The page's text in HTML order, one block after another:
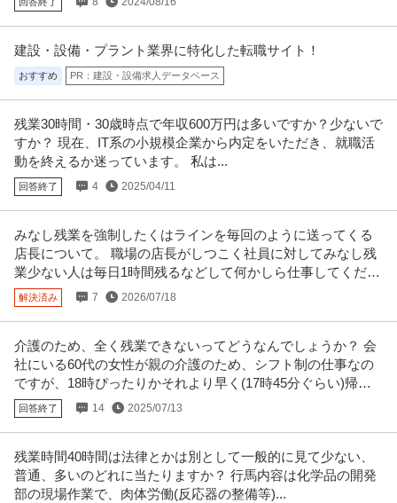
建設・設備・プラント業界に特化した転職サイト！
おすすめ PR：建設・設備求人データベース
残業30時間・30歳時点で年収600万円は多いですか？少ないで
すか？ 現在、IT系の小規模企業から内定をいただき、就職活
動を終えるか迷っています。 私は...
回答終了 4 2025/04/11
みなし残業を強制したくはラインを毎回のように送ってくる
店長について。 職場の店長がしつこく社員に対してみなし残
業少ない人は毎日1時間残るなどして何かしら仕事してくださ
いとうるさいです。
解決済み 7 2026/07/18
介護のため、全く残業できないってどうなんでしょうか？ 会
社にいる60代の女性が親の介護のため、シフト制の仕事なの
ですが、18時ぴったりかそれより早く(17時45分ぐらい)帰る
ことがあります。
回答終了 14 2025/07/13
残業時間40時間は法律とかは別として一般的に見て少ない、
普通、多いのどれに当たりますか？ 行馬内容は化学品の開発
部の現場作業で、肉体労働(反応器の整備等)...